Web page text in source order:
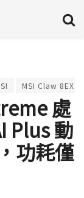
MSI Claw 8EX
處
Plus 動
功耗僅